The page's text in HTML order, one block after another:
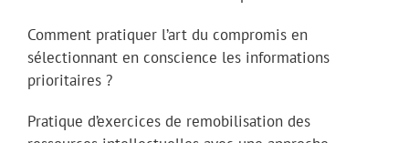
Comment pratiquer l’art du compromis en
sélectionnant en conscience les informations
prioritaires ?
Pratique d’exercices de remobilisation des